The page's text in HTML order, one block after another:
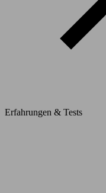
Erfahrungen & Tests